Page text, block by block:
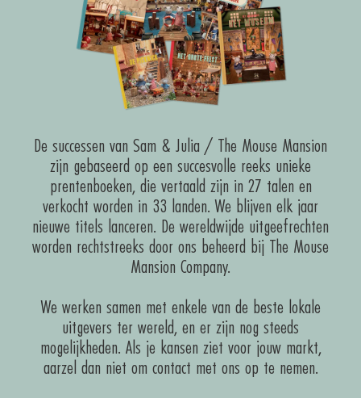
De successen van Sam & Julia / The Mouse Mansion
zijn gebaseerd op een succesvolle reeks unieke
prentenboeken, die vertaald zijn in 27 talen en
verkocht worden in 33 landen. We blijven elk jaar
nieuwe titels lanceren. De wereldwijde uitgeefrechten
worden rechtstreeks door ons beheerd bij The Mouse
Mansion Company.
We werken samen met enkele van de beste lokale
uitgevers ter wereld, en er zijn nog steeds
mogelijkheden. Als je kansen ziet voor jouw markt,
aarzel dan niet om contact met ons op te nemen.